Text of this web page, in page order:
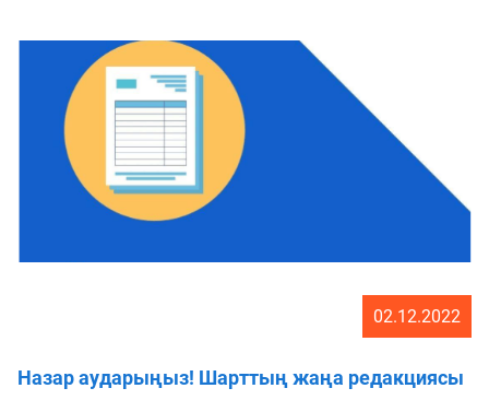
02.12.2022
Назар аударыңыз! Шарттың жаңа редакциясы